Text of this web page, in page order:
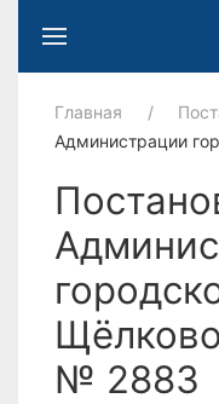
Главная
Администрации
№ 2883